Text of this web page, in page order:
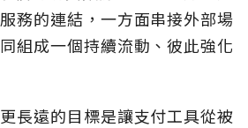
務的連結，一方面串接外部場
組成一個持續流動、彼此強化
長遠的目標是讓支付工具從被